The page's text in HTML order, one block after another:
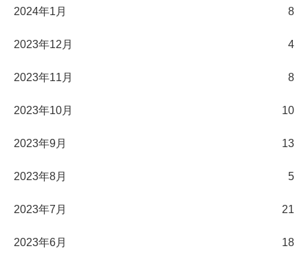
2024年1月 8
2023年12月 4
2023年11月 8
2023年10月 10
2023年9月 13
2023年8月 5
2023年7月 21
2023年6月 18